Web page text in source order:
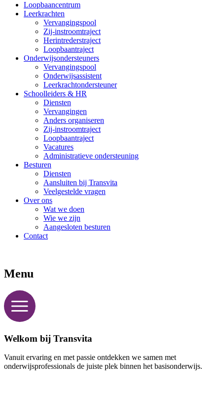
Loopbaancentrum
Leerkrachten
Vervangingspool
Zij-instroomtraject
Herintrederstraject
Loopbaantraject
Onderwijsondersteuners
Vervangingspool
Onderwijsassistent
Leerkrachtondersteuner
Schoolleiders & HR
Diensten
Vervangingen
Anders organiseren
Zij-instroomtraject
Loopbaantraject
Vacatures
Administratieve ondersteuning
Besturen
Diensten
Aansluiten bij Transvita
Veelgestelde vragen
Over ons
Wat we doen
Wie we zijn
Aangesloten besturen
Contact
Menu
Welkom bij Transvita
Vanuit ervaring en met passie ontdekken we samen met
onderwijsprofessionals de juiste plek binnen het basisonderwijs.